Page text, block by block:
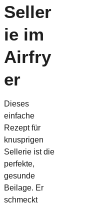
Seller
ie im
Airfry
er
Dieses
einfache
Rezept für
knusprigen
Sellerie ist die
perfekte,
gesunde
Beilage. Er
schmeckt